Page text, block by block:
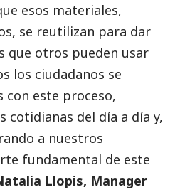
esos materiales,
se reutilizan para dar
que otros pueden usar
los ciudadanos se
con este proceso,
cotidianas del día a día y,
a nuestros
fundamental de este
Llopis, Manager